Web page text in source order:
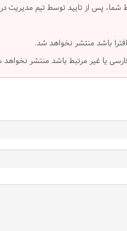
شما، پس از تایید توسط تیم مدیریت
باشد منتشر نخواهد شد.
یا غیر مرتبط باشد منتشر